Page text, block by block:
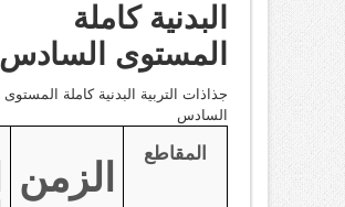
البدنية كاملة
المستوى السادس
جذاذات التربية البدنية كاملة المستوى
السادس
المقاطع
الزمن